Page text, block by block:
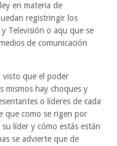
en materia de
registringir los
Televisión o aqu que se
de comunicación
visto que el poder
mismos hay choques y
o líderes de cada
que como se rigen por
líder y cómo estás están
se advierte que de